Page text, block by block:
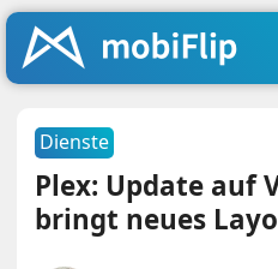
Dienste
Plex: Update auf
bringt neues